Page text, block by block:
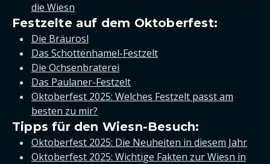
die Wiesn
Festzelte auf dem Oktoberfest:
Die Bräurosl
Das Schottenhamel-Festzelt
Die Ochsenbraterei
Das Paulaner-Festzelt
Oktoberfest 2025: Welches Festzelt passt am
besten zu mir?
Tipps für den Wiesn-Besuch:
Oktoberfest 2025: Die Neuheiten in diesem Jahr
Oktoberfest 2025: Wichtige Fakten zur Wiesn in